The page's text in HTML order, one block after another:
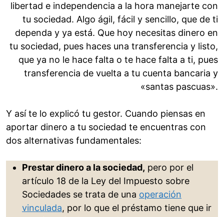
libertad e independencia a la hora manejarte con
tu sociedad. Algo ágil, fácil y sencillo, que de ti
dependa y ya está. Que hoy necesitas dinero en
tu sociedad, pues haces una transferencia y listo,
que ya no le hace falta o te hace falta a ti, pues
transferencia de vuelta a tu cuenta bancaria y
«santas pascuas».
Y así te lo explicó tu gestor. Cuando piensas en
aportar dinero a tu sociedad te encuentras con
dos alternativas fundamentales:
Prestar dinero a la sociedad, pero por el
artículo 18 de la Ley del Impuesto sobre
Sociedades se trata de una operación
vinculada, por lo que el préstamo tiene que ir